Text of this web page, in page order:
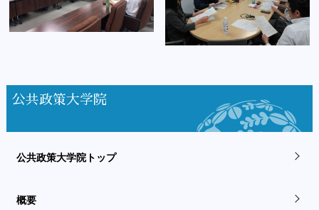
公共政策大学院
公共政策大学院トップ
概要